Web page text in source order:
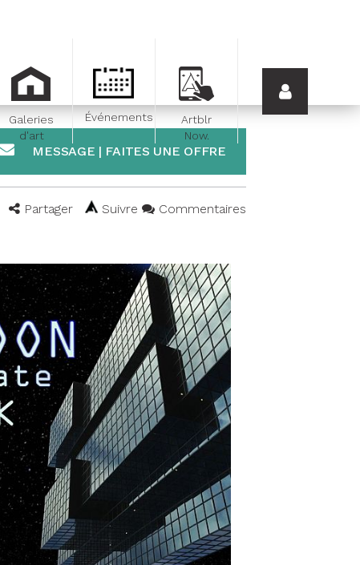
Galeries
d'art
Événements
Artblr
Now.
MESSAGE | FAITES UNE OFFRE
Partager Suivre Commentaires